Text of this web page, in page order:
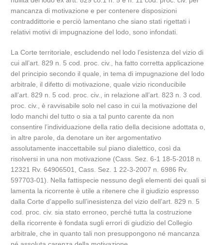
mancanza di motivazione e per contenere disposizioni
contraddittorie e perciò lamentano che siano stati rigettati i
relativi motivi di impugnazione del lodo, sono infondati.
La Corte territoriale, escludendo nel lodo l’esistenza del vizio di
cui all’art. 829 n. 5 cod. proc. civ., ha fatto corretta applicazione
del principio secondo il quale, in tema di impugnazione del lodo
arbitrale, il difetto di motivazione, quale vizio riconducibile
all’art. 829 n. 5 cod. proc. civ., in relazione all’art. 823 n. 3 cod.
proc. civ., è ravvisabile solo nel caso in cui la motivazione del
lodo manchi del tutto o sia a tal punto carente da non
consentire l’individuazione della ratio della decisione adottata o,
in altre parole, da denotare un iter argomentativo
assolutamente inaccettabile sul piano dialettico, così da
risolversi in una non motivazione (Cass. Sez. 6-1 18-5-2018 n.
12321 Rv. 64906501, Cass. Sez. 1 22-3-2007 n. 6986 Rv.
597703-01). Nella fattispecie nessuno degli elementi dei quali si
lamenta la ricorrente è utile a ritenere che il giudizio espresso
dalla Corte d’appello sull’inesistenza del vizio dell’art. 829 n. 5
cod. proc. civ. sia stato erroneo, perché tutta la costruzione
della ricorrente è fondata sugli errori di giudizio del Collegio
arbitrale, che in quanto tali non presuppongono né mancanza